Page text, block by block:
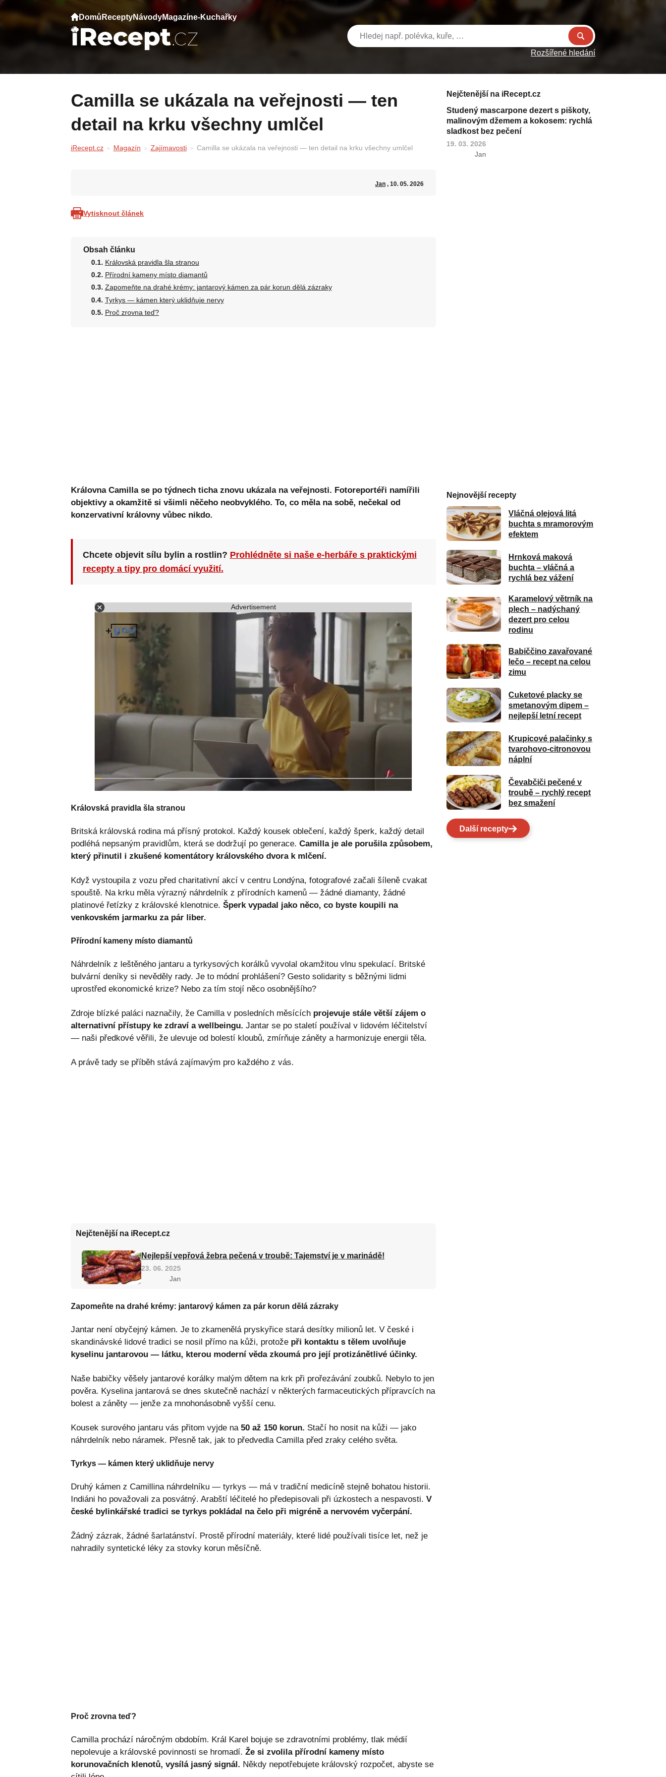
Domů ReceptyNávodyMagazíne-Kuchařky
Rozšířené hledání
Camilla se ukázala na veřejnosti — ten
detail na krku všechny umlčel
iRecept.cz Magazín Zajímavosti Camilla se ukázala na veřejnosti — ten detail na krku všechny umlčel
Jan, 10. 05. 2026
Vytisknout článek
Obsah článku
Královská pravidla šla stranou
Přírodní kameny místo diamantů
Zapomeňte na drahé krémy: jantarový kámen za pár korun dělá zázraky
Tyrkys — kámen který uklidňuje nervy
Proč zrovna teď?
Královna Camilla se po týdnech ticha znovu ukázala na veřejnosti. Fotoreportéři namířili
objektivy a okamžitě si všimli něčeho neobvyklého. To, co měla na sobě, nečekal od
konzervativní královny vůbec nikdo.
Chcete objevit sílu bylin a rostlin? Prohlédněte si naše e-herbáře s praktickými
recepty a tipy pro domácí využití.
Advertisement
Královská pravidla šla stranou
Britská královská rodina má přísný protokol. Každý kousek oblečení, každý šperk, každý detail
podléhá nepsaným pravidlům, která se dodržují po generace. Camilla je ale porušila způsobem,
který přinutil i zkušené komentátory královského dvora k mlčení.
Když vystoupila z vozu před charitativní akcí v centru Londýna, fotografové začali šíleně cvakat
spouště. Na krku měla výrazný náhrdelník z přírodních kamenů — žádné diamanty, žádné
platinové řetízky z královské klenotnice. Šperk vypadal jako něco, co byste koupili na
venkovském jarmarku za pár liber.
Přírodní kameny místo diamantů
Náhrdelník z leštěného jantaru a tyrkysových korálků vyvolal okamžitou vlnu spekulací. Britské
bulvární deníky si nevěděly rady. Je to módní prohlášení? Gesto solidarity s běžnými lidmi
uprostřed ekonomické krize? Nebo za tím stojí něco osobnějšího?
Zdroje blízké paláci naznačily, že Camilla v posledních měsících projevuje stále větší zájem o
alternativní přístupy ke zdraví a wellbeingu. Jantar se po staletí používal v lidovém léčitelství
— naši předkové věřili, že ulevuje od bolestí kloubů, zmírňuje záněty a harmonizuje energii těla.
A právě tady se příběh stává zajímavým pro každého z vás.
Nejčtenější na iRecept.cz
Nejlepší vepřová žebra pečená v troubě: Tajemství je v marinádě!
23. 06. 2025
Jan
Zapomeňte na drahé krémy: jantarový kámen za pár korun dělá zázraky
Jantar není obyčejný kámen. Je to zkamenělá pryskyřice stará desítky milionů let. V české i
skandinávské lidové tradici se nosil přímo na kůži, protože při kontaktu s tělem uvolňuje
kyselinu jantarovou — látku, kterou moderní věda zkoumá pro její protizánětlivé účinky.
Naše babičky věšely jantarové korálky malým dětem na krk při prořezávání zoubků. Nebylo to jen
pověra. Kyselina jantarová se dnes skutečně nachází v některých farmaceutických přípravcích na
bolest a záněty — jenže za mnohonásobně vyšší cenu.
Kousek surového jantaru vás přitom vyjde na 50 až 150 korun. Stačí ho nosit na kůži — jako
náhrdelník nebo náramek. Přesně tak, jak to předvedla Camilla před zraky celého světa.
Tyrkys — kámen který uklidňuje nervy
Druhý kámen z Camillina náhrdelníku — tyrkys — má v tradiční medicíně stejně bohatou historii.
Indiáni ho považovali za posvátný. Arabští léčitelé ho předepisovali při úzkostech a nespavosti. V
české bylinkářské tradici se tyrkys pokládal na čelo při migréně a nervovém vyčerpání.
Žádný zázrak, žádné šarlatánství. Prostě přírodní materiály, které lidé používali tisíce let, než je
nahradily syntetické léky za stovky korun měsíčně.
Proč zrovna teď?
Camilla prochází náročným obdobím. Král Karel bojuje se zdravotními problémy, tlak médií
nepolevuje a královské povinnosti se hromadí. Že si zvolila přírodní kameny místo
korunovačních klenotů, vysílá jasný signál. Někdy nepotřebujete královský rozpočet, abyste se
Nejčtenější na iRecept.cz
Studený mascarpone dezert s piškoty,
malinovým džemem a kokosem: rychlá
sladkost bez pečení
19. 03. 2026
Jan
Nejnovější recepty
Vláčná olejová litá
buchta s mramorovým
efektem
Hrnková maková
buchta – vláčná a
rychlá bez vážení
Karamelový větrník na
plech – nadýchaný
dezert pro celou
rodinu
Babiččino zavařované
lečo – recept na celou
zimu
Cuketové placky se
smetanovým dipem –
nejlepší letní recept
Krupicové palačinky s
tvarohovo-citronovou
náplní
Čevabčiči pečené v
troubě – rychlý recept
bez smažení
Další recepty